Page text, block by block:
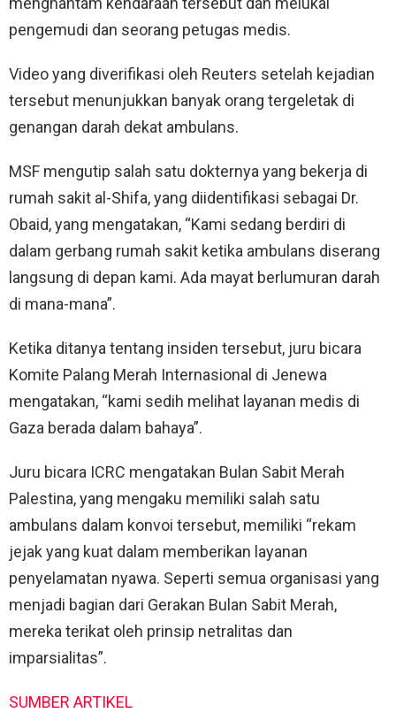
pengemudi dan seorang petugas medis.
Video yang diverifikasi oleh Reuters setelah kejadian
tersebut menunjukkan banyak orang tergeletak di
genangan darah dekat ambulans.
MSF mengutip salah satu dokternya yang bekerja di
rumah sakit al-Shifa, yang diidentifikasi sebagai Dr.
Obaid, yang mengatakan, “Kami sedang berdiri di
dalam gerbang rumah sakit ketika ambulans diserang
langsung di depan kami. Ada mayat berlumuran darah
di mana-mana”.
Ketika ditanya tentang insiden tersebut, juru bicara
Komite Palang Merah Internasional di Jenewa
mengatakan, “kami sedih melihat layanan medis di
Gaza berada dalam bahaya”.
Juru bicara ICRC mengatakan Bulan Sabit Merah
Palestina, yang mengaku memiliki salah satu
ambulans dalam konvoi tersebut, memiliki “rekam
jejak yang kuat dalam memberikan layanan
penyelamatan nyawa. Seperti semua organisasi yang
menjadi bagian dari Gerakan Bulan Sabit Merah,
mereka terikat oleh prinsip netralitas dan
imparsialitas”.
SUMBER ARTIKEL